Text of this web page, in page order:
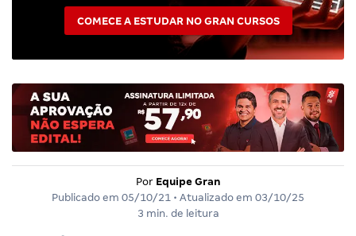
COMECE A ESTUDAR NO GRAN CURSOS
Por Equipe Gran
Publicado em 05/10/21 • Atualizado em 03/10/25
3 min. de leitura